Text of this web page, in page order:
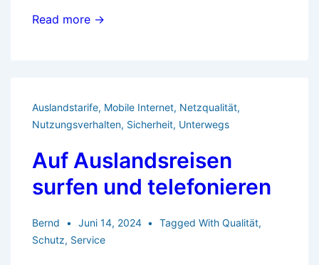
Automatisierte
Nutzer
Read more →
Auslandstarife, Mobile Internet, Netzqualität,
Nutzungsverhalten, Sicherheit, Unterwegs
Auf Auslandsreisen
surfen und telefonieren
Bernd Juni 14, 2024 Tagged WithQualität,
Schutz, Service